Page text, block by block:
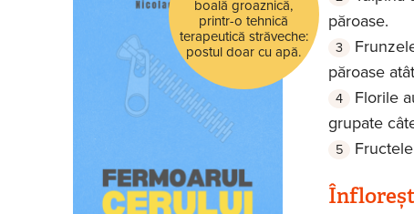
boală groaznică,
printr-o tehnică
terapeutică străveche:
postul doar cu apă.
păroase.
păroase
Florile
grupate